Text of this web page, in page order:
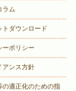
ラム
トダウンロード
ーポリシー
アンス方針
の適正化のための指